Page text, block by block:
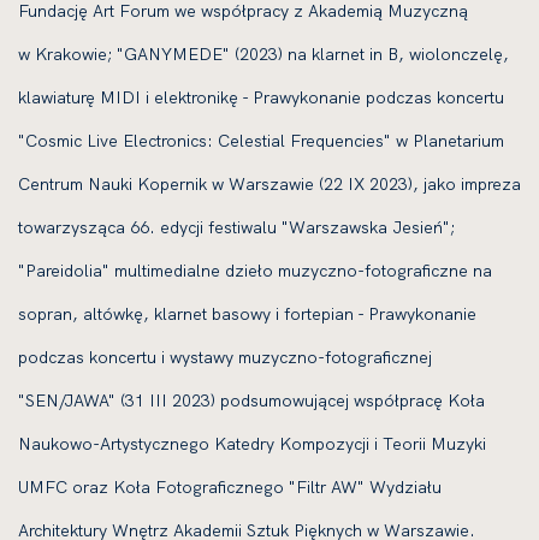
Fundację Art Forum we współpracy z Akademią Muzyczną
w Krakowie; "GANYMEDE" (2023) na klarnet in B, wiolonczelę,
klawiaturę MIDI i elektronikę - Prawykonanie podczas koncertu
"Cosmic Live Electronics: Celestial Frequencies" w Planetarium
Centrum Nauki Kopernik w Warszawie (22 IX 2023), jako impreza
towarzysząca 66. edycji festiwalu "Warszawska Jesień";
"Pareidolia" multimedialne dzieło muzyczno-fotograficzne na
sopran, altówkę, klarnet basowy i fortepian - Prawykonanie
podczas koncertu i wystawy muzyczno-fotograficznej
"SEN/JAWA" (31 III 2023) podsumowującej współpracę Koła
Naukowo-Artystycznego Katedry Kompozycji i Teorii Muzyki
UMFC oraz Koła Fotograficznego "Filtr AW" Wydziału
Architektury Wnętrz Akademii Sztuk Pięknych w Warszawie.